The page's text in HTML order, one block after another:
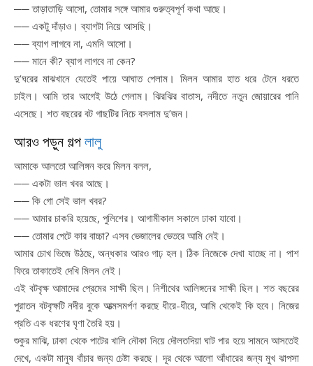
── তাড়াতাড়ি আসো, তোমার সঙ্গে আমার গুরুত্বপূর্ণ কথা আছে।
── একটু দাঁড়াও। ব্যাগটা নিয়ে আসছি।
── ব্যাগ লাগবে না, এমনি আসো।
── মানে কী? ব্যাগ লাগবে না কেন?
দু’ঘরের মাঝখানে যেতেই পায়ে আঘাত পেলাম। মিলন আমার হাত ধরে টেনে ধরতে
চাইল। আমি তার আগেই উঠে গেলাম। ঝিরঝির বাতাস, নদীতে নতুন জোয়ারের পানি
এসেছে। শত বছরের বট গাছটির নিচে বসলাম দু’জন।
আরও পড়ুন গল্পলালু
আমাকে আলতো আলিঙ্গন করে মিলন বলল,
── একটা ভাল খবর আছে।
── কি গো সেই ভাল খবর?
── আমার চাকরি হয়েছে, পুলিশের। আগামীকাল সকালে ঢাকা যাবো।
── তোমার পেটে কার বাচ্চা? এসব ভেজালের ভেতরে আমি নেই।
আমার চোখ ভিজে উঠছে, অন্ধকার আরও গাঢ় হল। ঠিক নিজেকে দেখা যাচ্ছে না। পাশ
ফিরে তাকাতেই দেখি মিলন নেই।
এই বটবৃক্ষ আমাদের প্রেমের সাক্ষী ছিল। নিশীথের আলিঙ্গনের সাক্ষী ছিল। শত বছরের
পুরাতন বটবৃক্ষটি নদীর বুকে আত্মসমর্পণ করছে ধীরে-ধীরে, আমি থেকেই কি হবে। নিজের
প্রতি এক ধরণের ঘৃণা তৈরি হয়।
শুকুর মাঝি, ঢাকা থেকে পাটের খালি নৌকা নিয়ে দৌলতদিয়া ঘাট পার হয়ে সামনে আসতেই
দেখে, একটা মানুষ বাঁচার জন্য চেষ্টা করছে। দূর থেকে আলো আঁধারের জন্য মুখ ঝাপসা